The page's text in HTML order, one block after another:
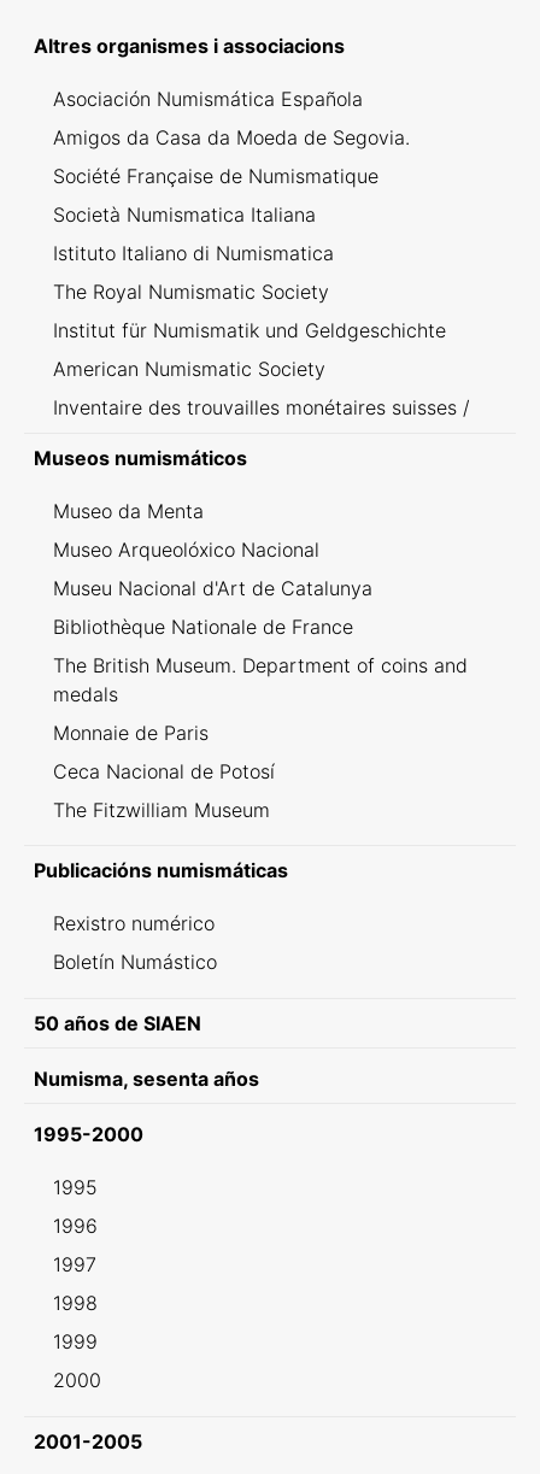
Altres organismes i associacions
Asociación Numismática Española
Amigos da Casa da Moeda de Segovia.
Société Française de Numismatique
Società Numismatica Italiana
Istituto Italiano di Numismatica
The Royal Numismatic Society
Institut für Numismatik und Geldgeschichte
American Numismatic Society
Inventaire des trouvailles monétaires suisses /
Museos numismáticos
Museo da Menta
Museo Arqueolóxico Nacional
Museu Nacional d'Art de Catalunya
Bibliothèque Nationale de France
The British Museum. Department of coins and
medals
Monnaie de Paris
Ceca Nacional de Potosí
The Fitzwilliam Museum
Publicacións numismáticas
Rexistro numérico
Boletín Numástico
50 años de SIAEN
Numisma, sesenta años
1995-2000
1995
1996
1997
1998
1999
2000
2001-2005